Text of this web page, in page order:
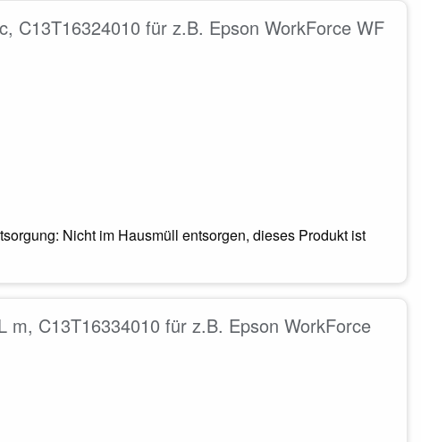
C13T16324010 für z.B. Epson WorkForce WF
Nicht im Hausmüll entsorgen, dieses Produkt ist
C13T16334010 für z.B. Epson WorkForce